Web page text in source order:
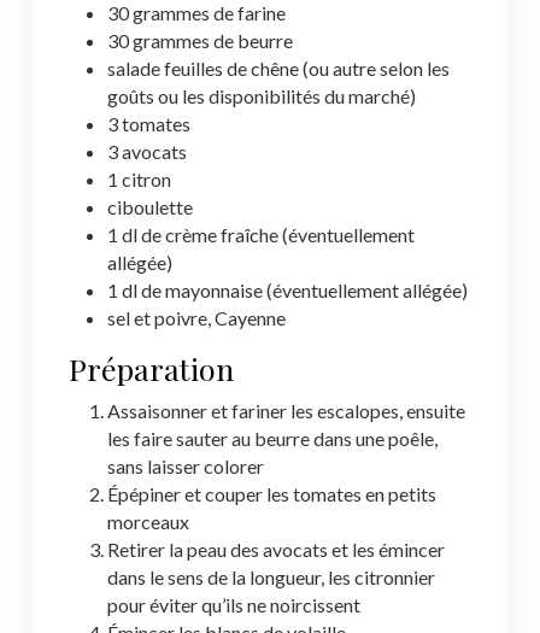
30 grammes de farine
30 grammes de beurre
salade feuilles de chêne (ou autre selon les
goûts ou les disponibilités du marché)
3 tomates
3 avocats
1 citron
ciboulette
1 dl de crème fraîche (éventuellement
allégée)
1 dl de mayonnaise (éventuellement allégée)
sel et poivre, Cayenne
Préparation
Assaisonner et fariner les escalopes, ensuite
les faire sauter au beurre dans une poêle,
sans laisser colorer
Épépiner et couper les tomates en petits
morceaux
Retirer la peau des avocats et les émincer
dans le sens de la longueur, les citronnier
pour éviter qu’ils ne noircissent